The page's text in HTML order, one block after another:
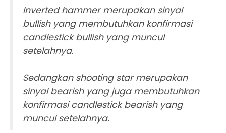
Inverted hammer merupakan sinyal
bullish yang membutuhkan konfirmasi
candlestick bullish yang muncul
setelahnya.
Sedangkan shooting star merupakan
sinyal bearish yang juga membutuhkan
konfirmasi candlestick bearish yang
muncul setelahnya.